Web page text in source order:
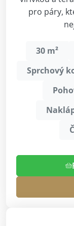
pro páry,
30 m²
Sprchový